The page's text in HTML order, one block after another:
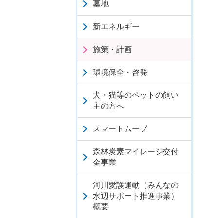
墓地
新エネルギー
施策・計画
環境保全・啓発
犬・猫等のペットの飼い
主の方へ
スマートムーブ
森林炭素マイレージ交付
金事業
河川愛護運動（みんなの
水辺サポート推進事業）
概要